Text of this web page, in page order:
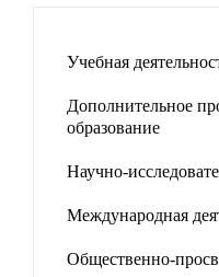
Учебная
Дополнительное
образование
Научно-
Международная
Общественно-